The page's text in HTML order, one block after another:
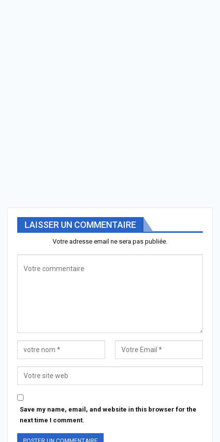
LAISSER UN COMMENTAIRE
Votre adresse email ne sera pas publiée.
Save my name, email, and website in this browser for the
next time I comment.